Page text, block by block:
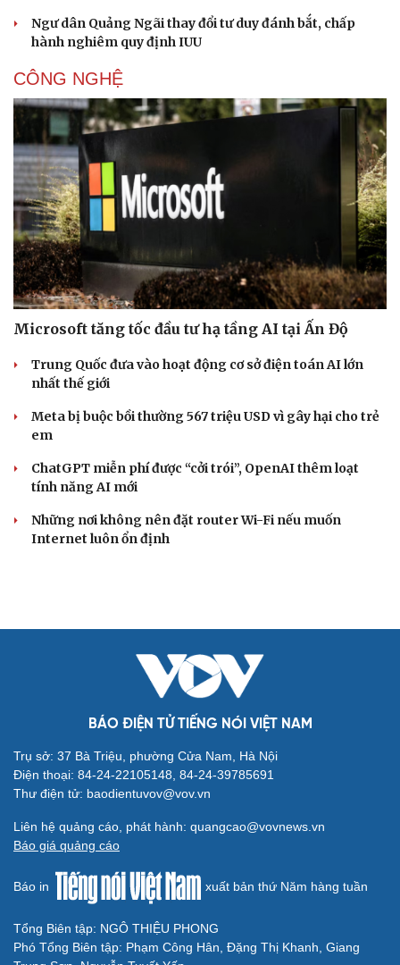
Cải chính
Ngư dân Quảng Ngãi thay đổi tư duy đánh bắt, chấp
hành nghiêm quy định IUU
CÔNG NGHỆ
Microsoft tăng tốc đầu tư hạ tầng AI tại Ấn Độ
Trung Quốc đưa vào hoạt động cơ sở điện toán AI lớn
nhất thế giới
Meta bị buộc bồi thường 567 triệu USD vì gây hại cho trẻ
em
ChatGPT miễn phí được “cởi trói”, OpenAI thêm loạt
tính năng AI mới
Những nơi không nên đặt router Wi-Fi nếu muốn
Internet luôn ổn định
BÁO ĐIỆN TỬ TIẾNG NÓI VIỆT NAM
Trụ sở: 37 Bà Triệu, phường Cửa Nam, Hà Nội
Điện thoại: 84-24-22105148, 84-24-39785691
Thư điện tử: baodientuvov@vov.vn
Liên hệ quảng cáo, phát hành: quangcao@vovnews.vn
Báo giá quảng cáo
Báo in xuất bản thứ Năm hàng tuần
Tổng Biên tập: NGÔ THIỆU PHONG
Phó Tổng Biên tập: Phạm Công Hân, Đặng Thị Khanh, Giang